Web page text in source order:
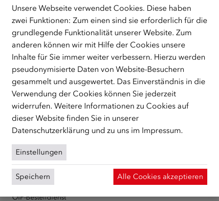
ÜBER UNS
Der Österreichische Integrationsfonds (ÖIF) ist ein Fonds der
Republik Österreich, der Flüchtlinge, subsidiär
Schutzberechtigte, Vertriebene sowie Zuwander/innen als
zentrale Anlaufstelle bei der Integration in Österreich
unterstützt.mehr
FacebookYouTubeInstagramLinkedIn
Über den ÖIF
Der Österreichische Integrationsfonds (ÖIF)
Organigramm
Presse
Informationen erhalten
Karriere
ÖIF-Bestelldienst
Unsere Webseite verwendet Cookies. Diese haben
zwei Funktionen: Zum einen sind sie erforderlich für die
grundlegende Funktionalität unserer Website. Zum
anderen können wir mit Hilfe der Cookies unsere
Inhalte für Sie immer weiter verbessern. Hierzu werden
pseudonymisierte Daten von Website-Besuchern
gesammelt und ausgewertet. Das Einverständnis in die
Verwendung der Cookies können Sie jederzeit
widerrufen. Weitere Informationen zu Cookies auf
dieser Website finden Sie in unserer
Datenschutzerklärung und zu uns im Impressum.
Einstellungen
Speichern Alle Cookies akzeptieren